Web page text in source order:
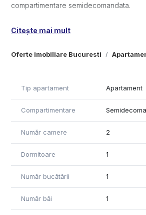
Oferte imobiliare Bucuresti
compartimentare semidecomandata.
mobilata si utilata, fiind pregatita pentru
🔹 Semidecomandat
🔹 Se vinde complet mobilat si utilat
Dotari incluse:
• Aer conditionat
• Masina de spalat rufe
• Uscator rufe
• Frigider
• Aragaz, plita, hota
• Finisaje de calitate si feronerie moderna
Citește mai mult
Tip apartament Apartament
Compartimentare
Număr camere 2
Dormitoare 1
Număr bucătării 1
Număr băi 1